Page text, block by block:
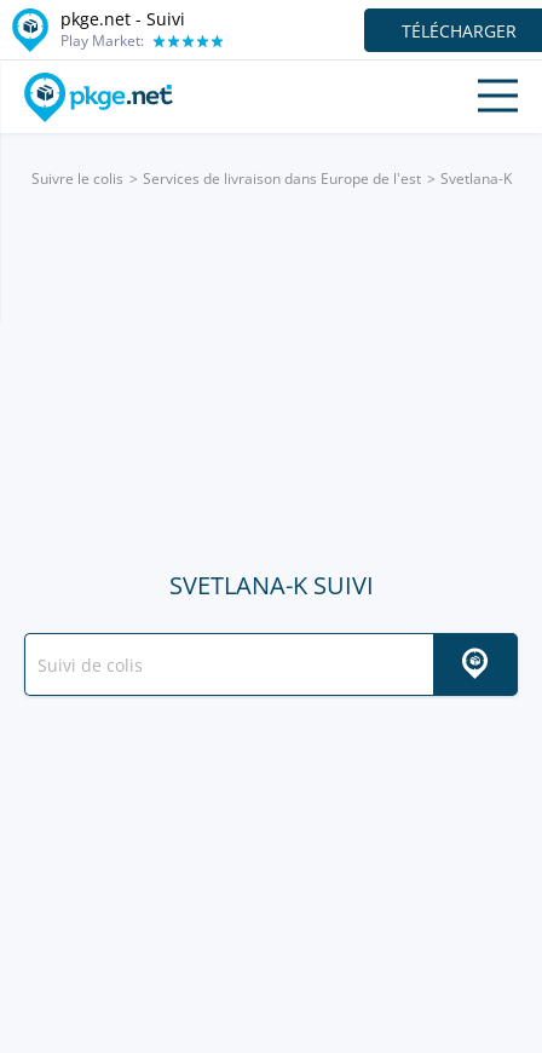
pkge.net - Suivi
Play Market: TÉLÉCHARGER
Suivre le colis Services de livraison dans Europe de l'est Svetlana-K
SVETLANA-K SUIVI